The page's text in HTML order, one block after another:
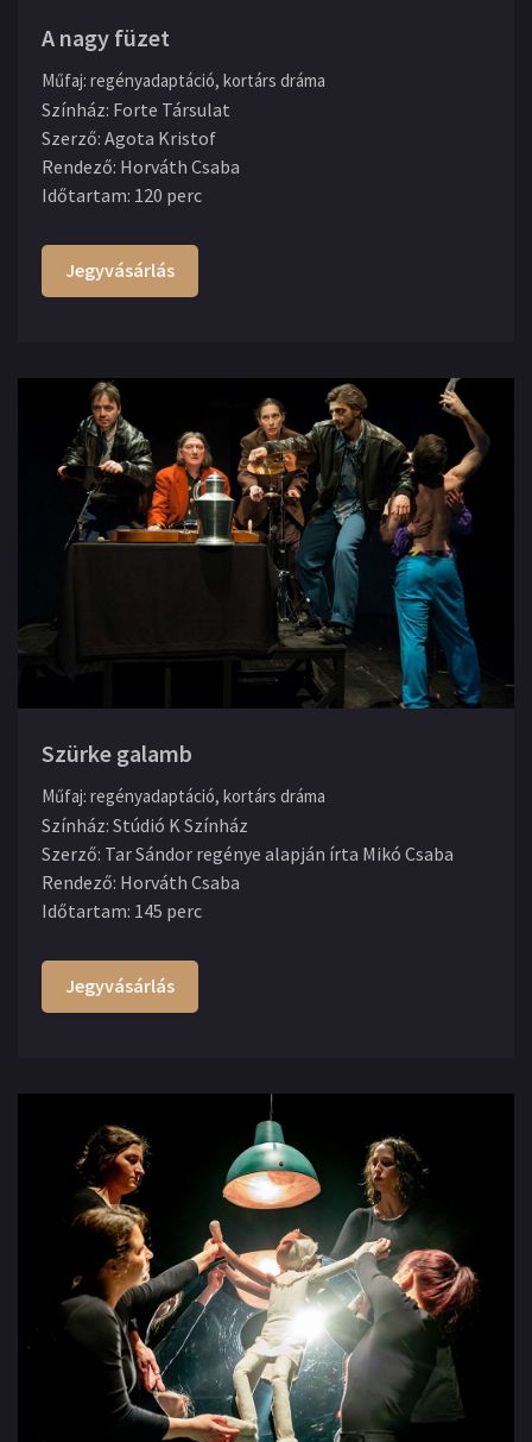
A nagy füzet
Műfaj: regényadaptáció, kortárs dráma
Színház: Forte Társulat
Szerző: Agota Kristof
Rendező: Horváth Csaba
Időtartam: 120 perc
Jegyvásárlás
Szürke galamb
Műfaj: regényadaptáció, kortárs dráma
Színház: Stúdió K Színház
Szerző: Tar Sándor regénye alapján írta Mikó Csaba
Rendező: Horváth Csaba
Időtartam: 145 perc
Jegyvásárlás